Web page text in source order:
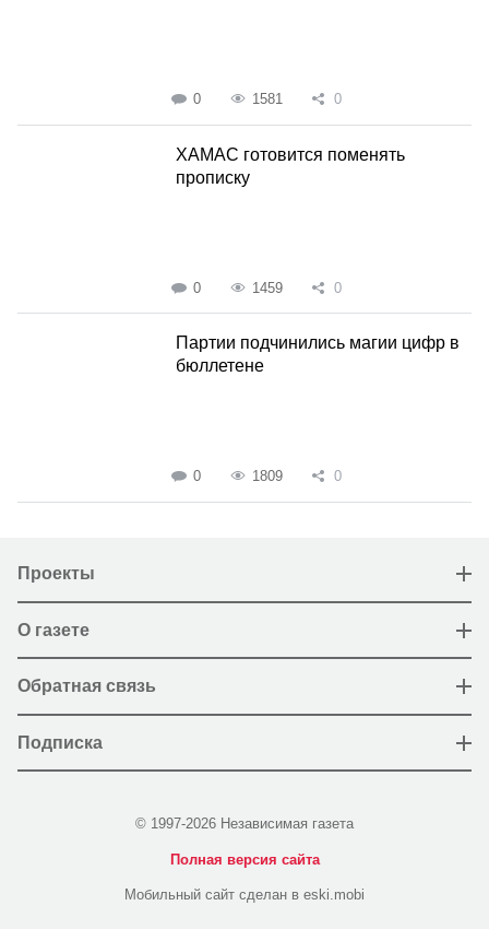
0 1581 0
ХАМАС готовится поменять
прописку
0 1459 0
Партии подчинились магии цифр в
бюллетене
0 1809 0
Проекты
О газете
Обратная связь
Подписка
© 1997-2026 Независимая газета
Полная версия сайта
Мобильный сайт сделан в eski.mobi